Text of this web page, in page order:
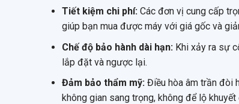
Tiết kiệm chi phí: Các đơn vị cung cấp
giúp bạn mua được máy với giá gốc và
Chế độ bảo hành dài hạn: Khi xảy ra sự
lắp đặt và ngược lại.
Đảm bảo thẩm mỹ: Điều hòa âm trần đòi
không gian sang trọng, không để lộ khuyết